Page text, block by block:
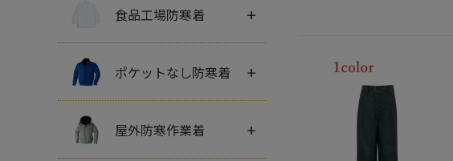
食品工場防寒着 +
ポケットなし防寒着 +
屋外防寒作業着 +